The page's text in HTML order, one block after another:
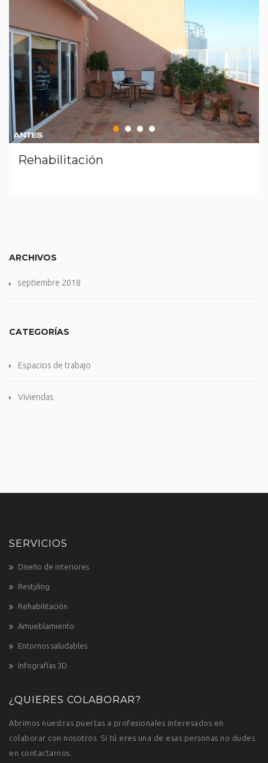
Rehabilitación
ARCHIVOS
septiembre 2018
CATEGORÍAS
Espacios de trabajo
Viviendas
SERVICIOS
Diseño de interiores
Restyling
Rehabilitación
Amueblamiento
Entornos saludables
Infografías 3D
¿QUIERES COLABORAR?
Abrimos nuestras puertas a profesionales interesados en
colaborar con nosotros. Si tú eres una de esas personas no dudes
en contactarnos.